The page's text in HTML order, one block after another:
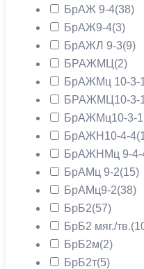
БрАЖ 9-4(38)
БрАЖ9-4(3)
БрАЖЛ 9-3(9)
БРАЖМЦ (2)
БрАЖМц 10-3-
БРАЖМЦ10-3-
БрАЖМц10-3-
БрАЖН10-4-4
БрАЖНМц 9-4-
БрАМц 9-2(15)
БрАМц9-2(38)
БрБ2(57)
БрБ2 мяг./тв.
БрБ2м(2)
БрБ2т(5)